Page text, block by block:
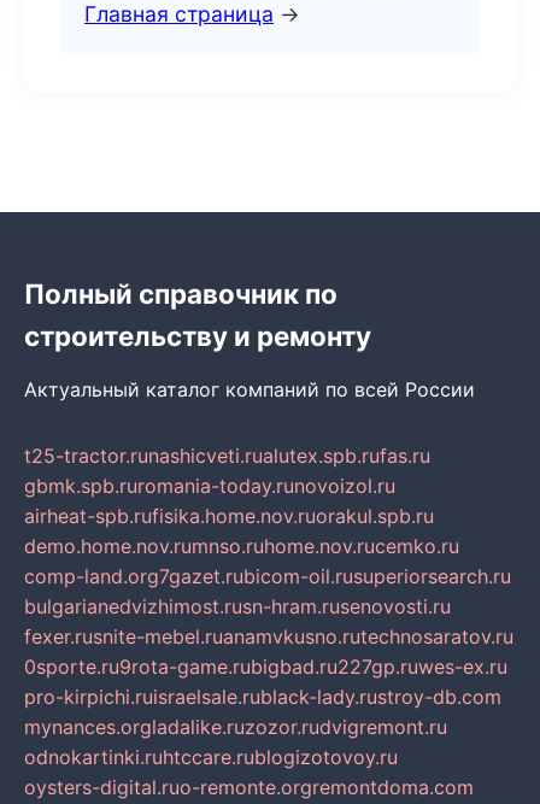
Главная страница →
Полный справочник по
строительству и ремонту
Актуальный каталог компаний по всей России
t25-tractor.runashicveti.rualutex.spb.rufas.ru
gbmk.spb.ruromania-today.runovoizol.ru
airheat-spb.rufisika.home.nov.ruorakul.spb.ru
demo.home.nov.rumnso.ruhome.nov.rucemko.ru
comp-land.org7gazet.rubicom-oil.rusuperiorsearch.ru
bulgarianedvizhimost.rusn-hram.rusenovosti.ru
fexer.rusnite-mebel.ruanamvkusno.rutechnosaratov.ru
0sporte.ru9rota-game.rubigbad.ru227gp.ruwes-ex.ru
pro-kirpichi.ruisraelsale.rublack-lady.rustroy-db.com
mynances.orgladalike.ruzozor.rudvigremont.ru
odnokartinki.ruhtccare.rublogizotovoy.ru
oysters-digital.ruo-remonte.orgremontdoma.com